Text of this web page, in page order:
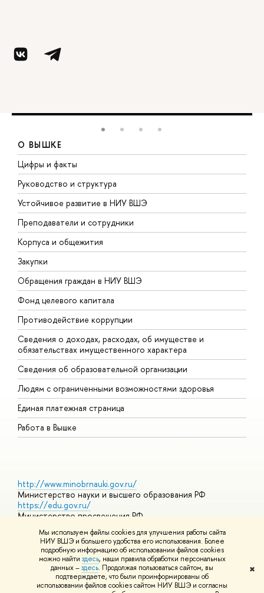
Мы используем файлы cookies для улучшения работы сайта
НИУ ВШЭ и большего удобства его использования. Более
подробную информацию об использовании файлов cookies
можно найти здесь, наши правила обработки персональных
данных –здесь. Продолжая пользоваться сайтом, вы
подтверждаете, что были проинформированы об
использовании файлов cookies сайтом НИУ ВШЭ и согласны
✖
О ВЫШКЕ
Цифры и факты
Руководство и структура
Устойчивое развитие в НИУ ВШЭ
Преподаватели и сотрудники
Корпуса и общежития
Закупки
Обращения граждан в НИУ ВШЭ
Фонд целевого капитала
Противодействие коррупции
Сведения о доходах, расходах, об имуществе и
обязательствах имущественного характера
Сведения об образовательной организации
Людям с ограниченными возможностями здоровья
Единая платежная страница
Работа в Вышке
http://www.minobrnauki.gov.ru/
Министерство науки и высшего образования РФ
https://edu.gov.ru/
Министерство просвещения РФ
https://elearning.hse.ru/mooc
Массовые открытые онлайн-курсы
© НИУ ВШЭ 1993–2026 Адреса и контактыУсловия
использования материалов Политика конфиденциальности